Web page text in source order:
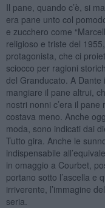
Il pane, quando c’è, si
era pane unto col
e zucchero come
religioso e triste del
protagonista, che ci
sciocco per ragioni
del Granducato. A
mangiare il pane altrui,
nostri nonni c’era il
costava meno. Anche
moda, sono indicati dai
Tutto gira. Anche le
indispensabile
in omaggio a Courbet,
portano sotto l’ascella e
irriverente, l’immagine
seria.